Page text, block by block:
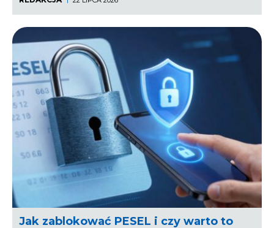
Jak zablokować PESEL i czy warto to